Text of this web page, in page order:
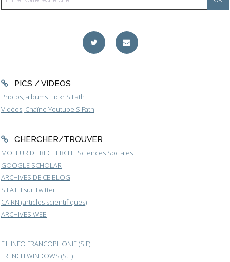
PICS / VIDEOS
Photos, albums Flickr S.Fath
Vidéos, Chaîne Youtube S.Fath
CHERCHER/TROUVER
MOTEUR DE RECHERCHE Sciences Sociales
GOOGLE SCHOLAR
ARCHIVES DE CE BLOG
S.FATH sur Twitter
CAIRN (articles scientifiques)
ARCHIVES WEB
FIL INFO FRANCOPHONIE (S.F)
FRENCH WINDOWS (S.F)